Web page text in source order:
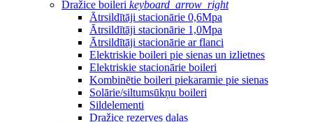
Dražice boileri keyboard_arrow_right
Ātrsildītāji stacionārie 0,6Mpa
Ātrsildītāji stacionārie 1,0Mpa
Ātrsildītāji stacionārie ar flanci
Elektriskie boileri pie sienas un izlietnes
Elektriskie stacionārie boileri
Kombinētie boileri piekaramie pie sienas
Solārie/siltumsūkņu boileri
Sildelementi
Dražice rezerves daļas